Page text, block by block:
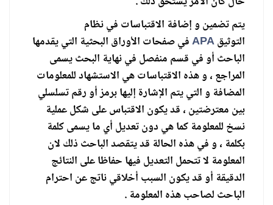
يتم تضمين و إضافة الاقتباسات في نظام
التوثيقAPAفي صفحات الأوراق البحثية التي يقدمها
الباحث أو في قسم منفصل في نهاية البحث يسمى
المراجع ، و هذه الاقتباسات هي الاستشهاد للمعلومات
المضافة و التي يتم الإشارة إليها برمز أو رقم تسلسلي
بين معترضتين ، قد يكون الاقتباس على شكل عملية
نسخ للمعلومة كما هي دون تعديل أي ما يسمى كلمة
بكلمة ، و في هذه الحالة قد يتقصد الباحث ذلك لان
المعلومة لا تتحمل التعديل فيها حفاظا على النتائج
الدقيقة أو قد يكون السبب أخلاقي ناتج عن احترام
الباحث لصاحب هذه المعلومة .